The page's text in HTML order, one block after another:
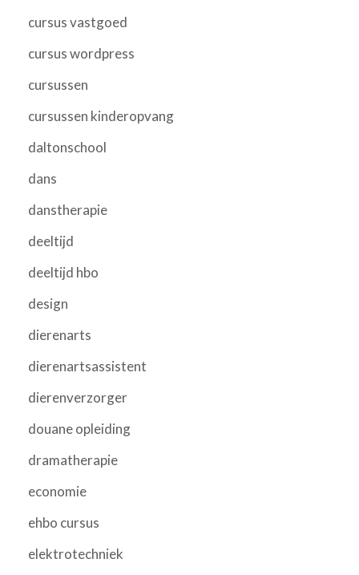
cursus vastgoed
cursus wordpress
cursussen
cursussen kinderopvang
daltonschool
dans
danstherapie
deeltijd
deeltijd hbo
design
dierenarts
dierenartsassistent
dierenverzorger
douane opleiding
dramatherapie
economie
ehbo cursus
elektrotechniek